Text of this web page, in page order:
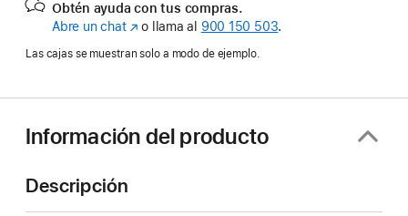
Obtén ayuda con tus compras.
Abre un chat(Se
abre
ventana
o llama al 900 150 503.
Las cajas se muestran solo a modo de ejemplo.
Información del producto
Descripción